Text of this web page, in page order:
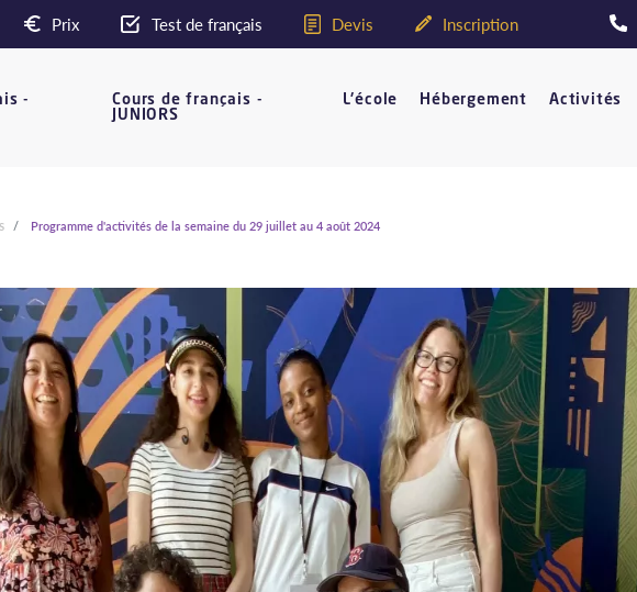
Prix Test de français Devis Inscription
- Cours de français -
JUNIORS
L'école Hébergement Activités
Programme d'activités de la semaine du 29 juillet au 4 août 2024